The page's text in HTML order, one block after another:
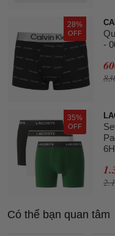
28%
OFF
-
35%
OFF
Có thể bạn quan tâm